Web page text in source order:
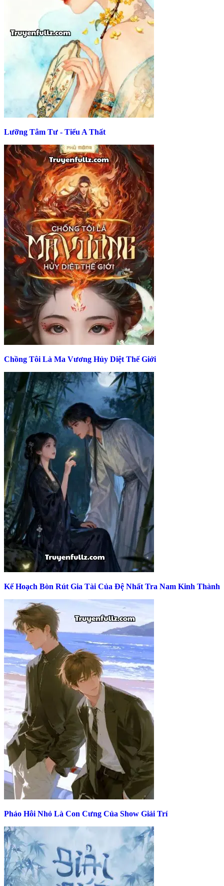
Lưỡng Tâm Tư - Tiểu A Thất
Chồng Tôi Là Ma Vương Hủy Diệt Thế Giới
Kế Hoạch Bòn Rút Gia Tài Của Đệ Nhất Tra Nam Kinh Thành
Pháo Hôi Nhỏ Là Con Cưng Của Show Giải Trí